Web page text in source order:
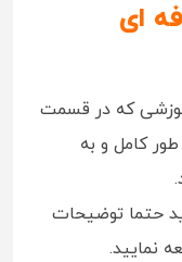
ای
که در قسمت
کامل و به
حتما توضیحات
نمایید.